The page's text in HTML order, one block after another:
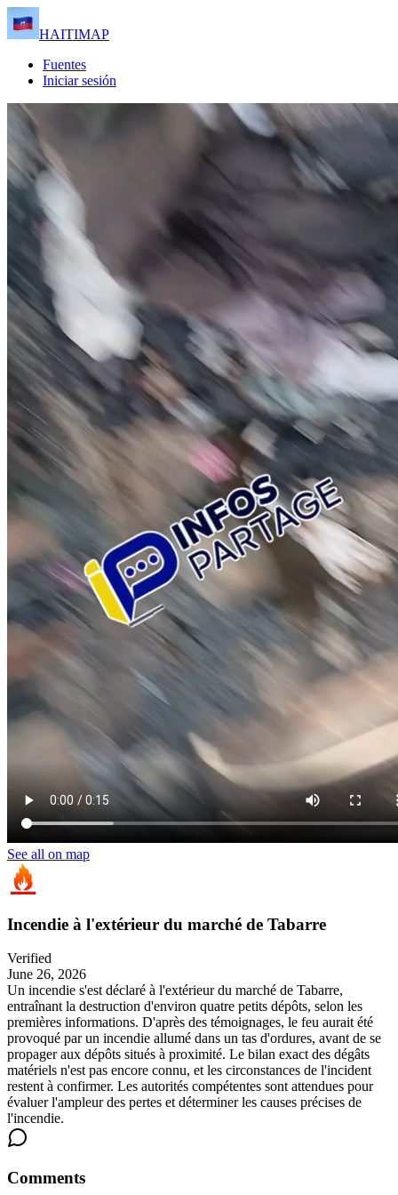
HAITIMAP
Fuentes
Iniciar sesión
See all on map
Incendie à l'extérieur du marché de Tabarre
Verified
June 26, 2026
Un incendie s'est déclaré à l'extérieur du marché de Tabarre,
entraînant la destruction d'environ quatre petits dépôts, selon les
premières informations. D'après des témoignages, le feu aurait été
provoqué par un incendie allumé dans un tas d'ordures, avant de se
propager aux dépôts situés à proximité. Le bilan exact des dégâts
matériels n'est pas encore connu, et les circonstances de l'incident
restent à confirmer. Les autorités compétentes sont attendues pour
évaluer l'ampleur des pertes et déterminer les causes précises de
l'incendie.
Comments